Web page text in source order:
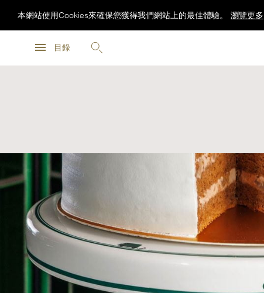
目錄
本網站使用Cookies來確保您獲得我們網站上的最佳體驗。 瀏覽更多